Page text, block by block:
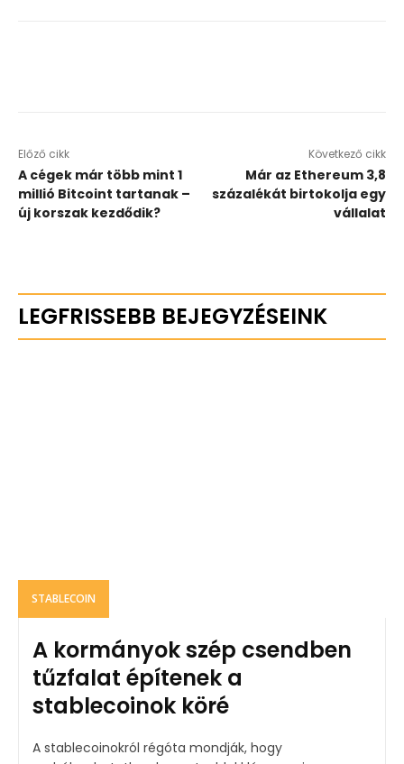
Előző cikk
A cégek már több mint 1
millió Bitcoint tartanak –
új korszak kezdődik?
Következő cikk
Már az Ethereum 3,8
százalékát birtokolja egy
vállalat
LEGFRISSEBB BEJEGYZÉSEINK
STABLECOIN
A kormányok szép csendben
tűzfalat építenek a
stablecoinok köré
A stablecoinokról régóta mondják, hogy